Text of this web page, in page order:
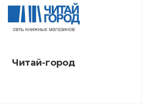
Читай-город